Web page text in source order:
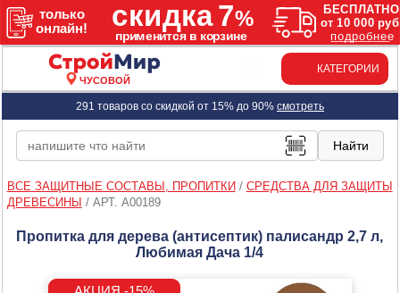
ЧУСОВОЙ
КАТЕГОРИИ
291 товаров со скидкой от 15% до 90% смотреть
ВСЕ ЗАЩИТНЫЕ СОСТАВЫ, ПРОПИТКИ / СРЕДСТВА ДЛЯ ЗАЩИТЫ
ДРЕВЕСИНЫ / АРТ. A00189
Пропитка для дерева (антисептик) палисандр 2,7 л,
Любимая Дача 1/4